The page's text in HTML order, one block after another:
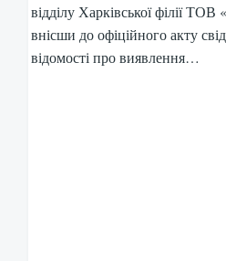
відділу Харківської філії ТОВ
внісши до офіційного акту
відомості про виявлення…